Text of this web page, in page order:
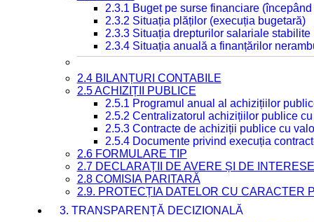
2.3.1 Buget pe surse financiare
2.3.2 Situația plăților (execuția bugetară)
2.3.3 Situația drepturilor salariale
2.3.4 Situația anuală a finanțărilor
2.4 BILANȚURI CONTABILE
2.5 ACHIZIȚII PUBLICE
2.5.1 Programul anual al achizițiilor
2.5.2 Centralizatorul achizițiilor publice
2.5.3 Contracte de achiziții publice cu
2.5.4 Documente privind execuția
2.6 FORMULARE TIP
2.7 DECLARAȚII DE AVERE ȘI DE INTERESE
2.8 COMISIA PARITARĂ
2.9. PROTECȚIA DATELOR CU CARACTER
3. TRANSPARENȚĂ DECIZIONALĂ